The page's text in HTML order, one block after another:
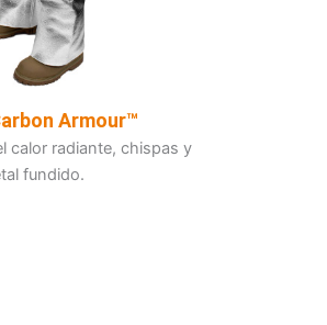
Armour™
calor radiante, chispas y
fundido.